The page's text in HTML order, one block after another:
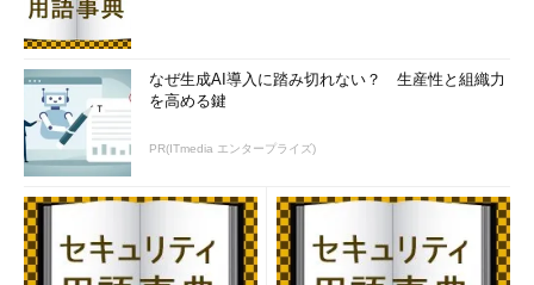
なぜ生成AI導入に踏み切れない？ 生産性と組織力
を高める鍵
PR(ITmedia エンタープライズ)